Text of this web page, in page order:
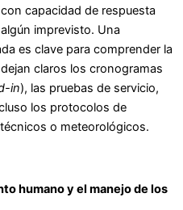
capacidad de respuesta
imprevisto. Una
es clave para comprender la
claros los cronogramas
in), las pruebas de servicio,
los protocolos de
o meteorológicos.
humano y el manejo de los